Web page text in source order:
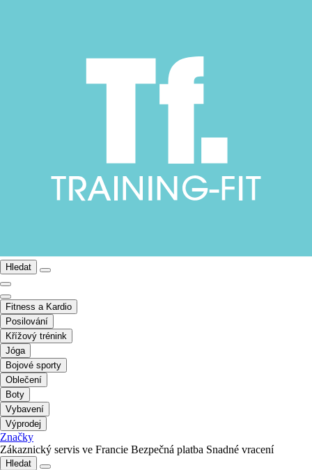
Hledat
Fitness a Kardio
Posilování
Křížový trénink
Jóga
Bojové sporty
Oblečení
Boty
Vybavení
Výprodej
Značky
Zákaznický servis ve Francie Bezpečná platba Snadné vracení
Hledat